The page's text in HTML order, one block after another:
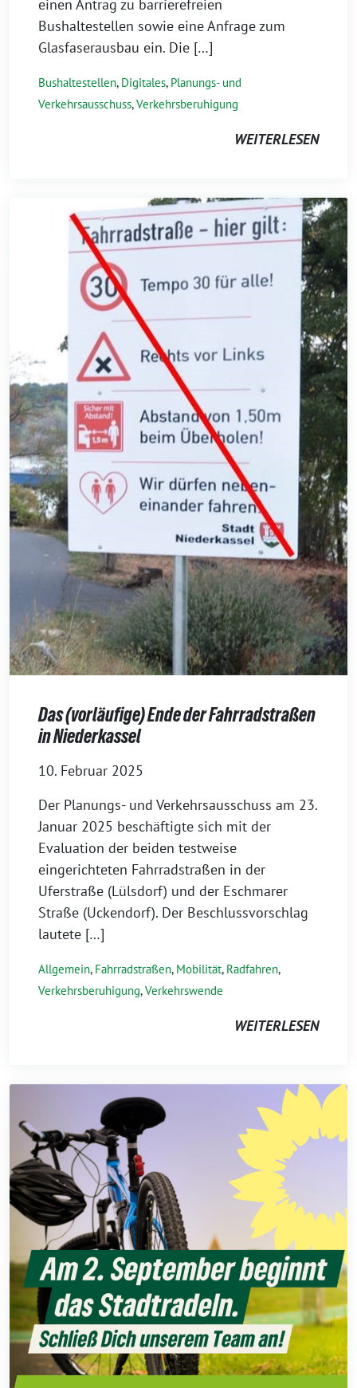
einen Antrag zu barrierefreien
Bushaltestellen sowie eine Anfrage zum
Glasfaserausbau ein. Die […]
Bushaltestellen, Digitales, Planungs- und
Verkehrsausschuss,Verkehrsberuhigung
WEITERLESEN
Das (vorläufige) Ende der Fahrradstraßen
in Niederkassel
10. Februar 2025
Der Planungs- und Verkehrsausschuss am 23.
Januar 2025 beschäftigte sich mit der
Evaluation der beiden testweise
eingerichteten Fahrradstraßen in der
Uferstraße (Lülsdorf) und der Eschmarer
Straße (Uckendorf). Der Beschlussvorschlag
lautete […]
Allgemein, Fahrradstraßen, Mobilität, Radfahren,
Verkehrsberuhigung,Verkehrswende
WEITERLESEN